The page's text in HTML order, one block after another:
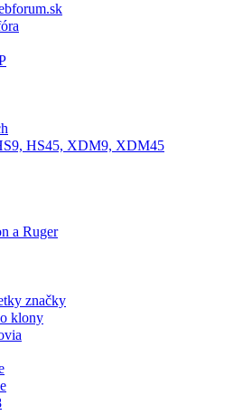
HS45, XDM9, XDM45
a Ruger
značky
klony